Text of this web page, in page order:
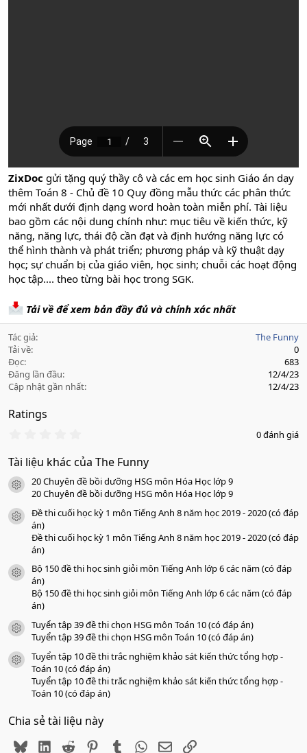
ZixDoc gửi tặng quý thầy cô và các em học sinh Giáo án dạy
thêm Toán 8 - Chủ đề 10 Quy đồng mẫu thức các phân thức
mới nhất dưới định dạng word hoàn toàn miễn phí. Tài liệu
bao gồm các nội dung chính như: mục tiêu về kiến thức, kỹ
năng, năng lực, thái độ cần đạt và định hướng năng lực có
thể hình thành và phát triển; phương pháp và kỹ thuật dạy
học; sự chuẩn bị của giáo viên, học sinh; chuỗi các hoạt động
học tập.... theo từng bài học trong SGK.
Tải về để xem bản đầy đủ và chính xác nhất
Tác giả
The Funny
Tải về
0
Đọc
683
Đăng lần đầu
12/4/23
Cập nhật gần nhất
12/4/23
Ratings
0
0
s
a
o
0 đánh giá
Tài liệu khác của The Funny
icon tài liệu
20 Chuyên đề bồi dưỡng HSG môn Hóa Học lớp 9
20 Chuyên đề bồi dưỡng HSG môn Hóa Học lớp 9
icon tài liệu
Đề thi cuối học kỳ 1 môn Tiếng Anh 8 năm học 2019 - 2020 (có đáp
án)
Đề thi cuối học kỳ 1 môn Tiếng Anh 8 năm học 2019 - 2020 (có đáp
án)
icon tài liệu
Bộ 150 đề thi học sinh giỏi môn Tiếng Anh lớp 6 các năm (có đáp
án)
Bộ 150 đề thi học sinh giỏi môn Tiếng Anh lớp 6 các năm (có đáp
án)
icon tài liệu
Tuyển tập 39 đề thi chọn HSG môn Toán 10 (có đáp án)
Tuyển tập 39 đề thi chọn HSG môn Toán 10 (có đáp án)
icon tài liệu
Tuyển tập 10 đề thi trắc nghiệm khảo sát kiến thức tổng hợp -
Toán 10 (có đáp án)
Tuyển tập 10 đề thi trắc nghiệm khảo sát kiến thức tổng hợp -
Toán 10 (có đáp án)
Chia sẻ tài liệu này
BlueskyLinkedIn
Reddit PinterestTumblr WhatsApp
EmailLink